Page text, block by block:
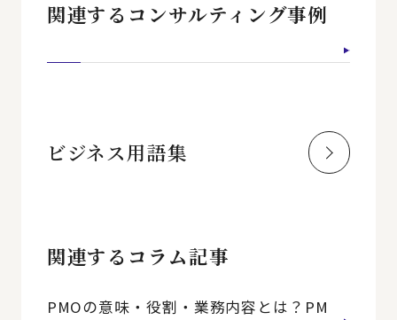
関連するコンサルティング事例
ビジネス用語集
関連するコラム記事
PMOの意味・役割・業務内容とは？PM